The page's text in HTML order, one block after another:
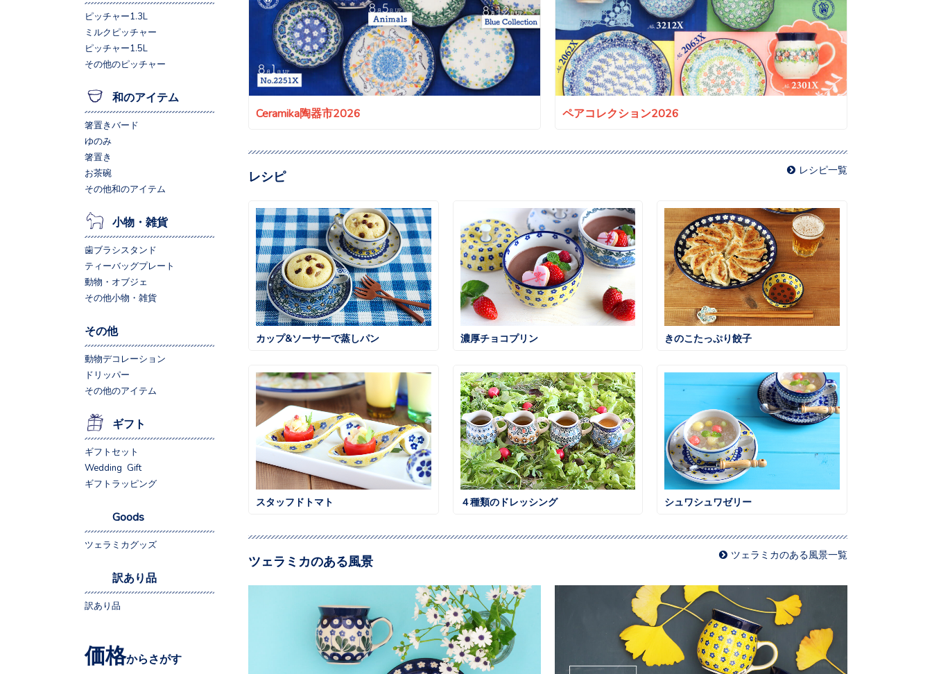
Ceramika陶器市2026 ペアコレクション2026
レシピ レシピ一覧
カップ&ソーサーで蒸しパン 濃厚チョコプリン きのこたっぷり餃子
スタッフドトマト ４種類のドレッシング シュワシュワゼリー
ツェラミカのある風景 ツェラミカのある風景一覧
ピッチャー1.3L
ミルクピッチャー
ピッチャー1.5L
その他のピッチャー
和のアイテム
箸置きバード
ゆのみ
箸置き
お茶碗
その他和のアイテム
小物・雑貨
歯ブラシスタンド
ティーバッグプレート
動物・オブジェ
その他小物・雑貨
その他
動物デコレーション
ドリッパー
その他のアイテム
ギフト
ギフトセット
Wedding Gift
ギフトラッピング
Goods
ツェラミカグッズ
訳あり品
訳あり品
価格からさがす